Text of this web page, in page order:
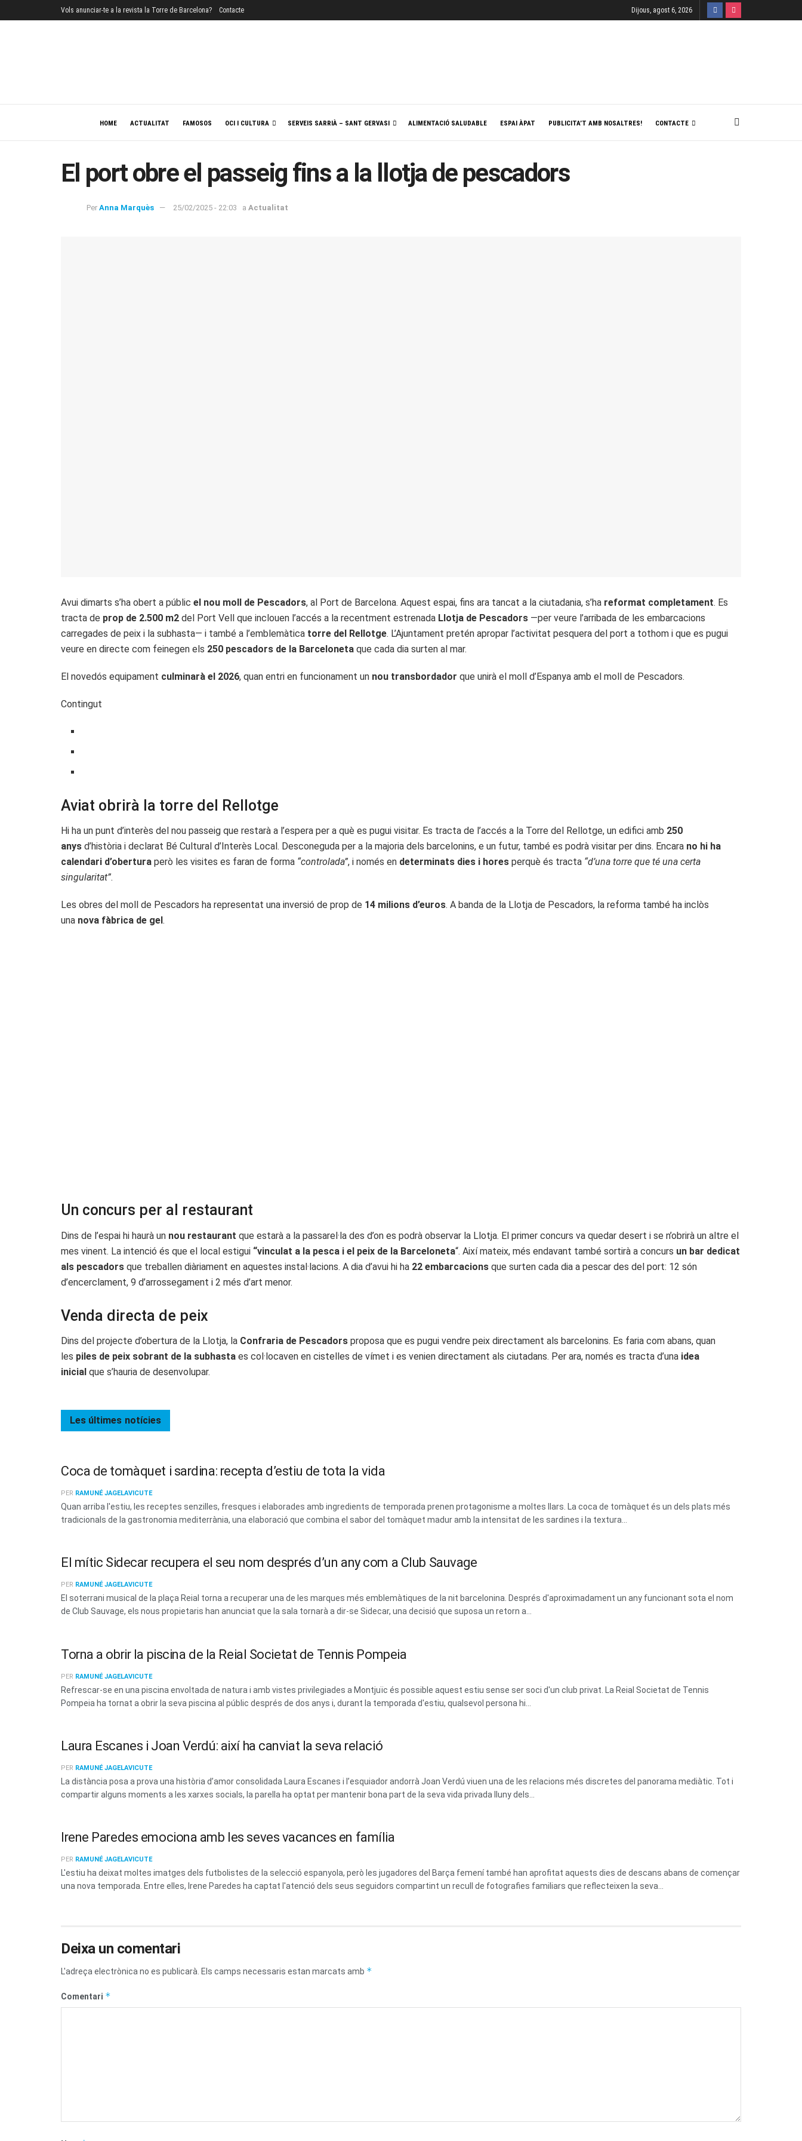
Vols anunciar-te a la revista la Torre de Barcelona? Contacte Dijous, agost 6, 2026
HOME ACTUALITAT FAMOSOS OCI I CULTURA SERVEIS SARRIÀ – SANT GERVASI ALIMENTACIÓ SALUDABLE ESPAI ÀPAT PUBLICITA’T AMB NOSALTRES! CONTACTE
El port obre el passeig fins a la llotja de pescadors
Per Anna Marquès 25/02/2025 - 22:03 a Actualitat
Avui dimarts s’ha obert a públic el nou moll de Pescadors, al Port de Barcelona. Aquest espai, fins ara tancat a la ciutadania, s’ha reformat completament. Es
tracta de prop de 2.500 m2 del Port Vell que inclouen l’accés a la recentment estrenada Llotja de Pescadors —per veure l’arribada de les embarcacions
carregades de peix i la subhasta— i també a l’emblemàtica torre del Rellotge. L’Ajuntament pretén apropar l’activitat pesquera del port a tothom i que es pugui
veure en directe com feinegen els 250 pescadors de la Barceloneta que cada dia surten al mar.
El novedós equipament culminarà el 2026, quan entri en funcionament un nou transbordador que unirà el moll d’Espanya amb el moll de Pescadors.
Contingut
Aviat obrirà la torre del Rellotge
Hi ha un punt d’interès del nou passeig que restarà a l’espera per a què es pugui visitar. Es tracta de l’accés a la Torre del Rellotge, un edifici amb 250
anys d’història i declarat Bé Cultural d’Interès Local. Desconeguda per a la majoria dels barcelonins, e un futur, també es podrà visitar per dins. Encara no hi ha
calendari d’obertura però les visites es faran de forma “controlada”, i només en determinats dies i hores perquè és tracta “d’una torre que té una certa
singularitat”.
Les obres del moll de Pescadors ha representat una inversió de prop de 14 milions d’euros. A banda de la Llotja de Pescadors, la reforma també ha inclòs
una nova fàbrica de gel .
Un concurs per al restaurant
Dins de l’espai hi haurà un nou restaurant que estarà a la passarel·la des d’on es podrà observar la Llotja. El primer concurs va quedar desert i se n’obrirà un altre el
mes vinent. La intenció és que el local estigui “vinculat a la pesca i el peix de la Barceloneta“. Així mateix, més endavant també sortirà a concurs un bar dedicat
als pescadors que treballen diàriament en aquestes instal·lacions. A dia d’avui hi ha 22 embarcacions que surten cada dia a pescar des del port: 12 són
d’encerclament, 9 d’arrossegament i 2 més d’art menor.
Venda directa de peix
Dins del projecte d’obertura de la Llotja, la Confraria de Pescadors proposa que es pugui vendre peix directament als barcelonins. Es faria com abans, quan
les piles de peix sobrant de la subhasta es col·locaven en cistelles de vímet i es venien directament als ciutadans. Per ara, només es tracta d’una idea
inicial que s’hauria de desenvolupar.
Les últimes notícies
Coca de tomàquet i sardina: recepta d’estiu de tota la vida
PER RAMUNÉ JAGELAVICUTE
Quan arriba l'estiu, les receptes senzilles, fresques i elaborades amb ingredients de temporada prenen protagonisme a moltes llars. La coca de tomàquet és un dels plats més
tradicionals de la gastronomia mediterrània, una elaboració que combina el sabor del tomàquet madur amb la intensitat de les sardines i la textura...
El mític Sidecar recupera el seu nom després d’un any com a Club Sauvage
PER RAMUNÉ JAGELAVICUTE
El soterrani musical de la plaça Reial torna a recuperar una de les marques més emblemàtiques de la nit barcelonina. Després d'aproximadament un any funcionant sota el nom
de Club Sauvage, els nous propietaris han anunciat que la sala tornarà a dir-se Sidecar, una decisió que suposa un retorn a...
Torna a obrir la piscina de la Reial Societat de Tennis Pompeia
PER RAMUNÉ JAGELAVICUTE
Refrescar-se en una piscina envoltada de natura i amb vistes privilegiades a Montjuïc és possible aquest estiu sense ser soci d'un club privat. La Reial Societat de Tennis
Pompeia ha tornat a obrir la seva piscina al públic després de dos anys i, durant la temporada d'estiu, qualsevol persona hi...
Laura Escanes i Joan Verdú: així ha canviat la seva relació
PER RAMUNÉ JAGELAVICUTE
La distància posa a prova una història d’amor consolidada Laura Escanes i l’esquiador andorrà Joan Verdú viuen una de les relacions més discretes del panorama mediàtic. Tot i
compartir alguns moments a les xarxes socials, la parella ha optat per mantenir bona part de la seva vida privada lluny dels...
Irene Paredes emociona amb les seves vacances en família
PER RAMUNÉ JAGELAVICUTE
L'estiu ha deixat moltes imatges dels futbolistes de la selecció espanyola, però les jugadores del Barça femení també han aprofitat aquests dies de descans abans de començar
una nova temporada. Entre elles, Irene Paredes ha captat l'atenció dels seus seguidors compartint un recull de fotografies familiars que reflecteixen la seva...
Deixa un comentari
L'adreça electrònica no es publicarà. Els camps necessaris estan marcats amb *
Comentari *